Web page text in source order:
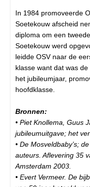
In 1984 promoveerde
Soetekouw afscheid
diploma om een
Soetekouw werd
leidde OSV naar de
klasse want dat was
het jubileumjaar,
hoofdklasse.
Bronnen:
• Piet Knollema, Guus
jubileumuitgave; het
• De Mosveldbaby’s;
auteurs. Aflevering 35
Amsterdam 2003.
• Evert Vermeer. De